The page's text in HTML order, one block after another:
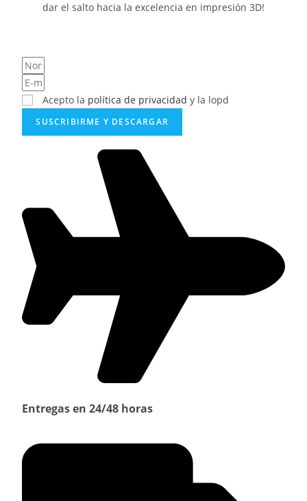
dar el salto hacia la excelencia en impresión 3D!
Acepto la política de privacidad y la lopd
SUSCRIBIRME Y DESCARGAR
Entregas en 24/48 horas